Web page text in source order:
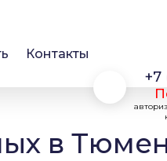
Контакты
+7
в